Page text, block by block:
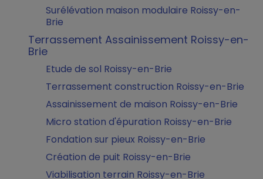
Surélévation maison modulaire Roissy-en-
Brie
Terrassement Assainissement Roissy-en-
Brie
Etude de sol Roissy-en-Brie
Terrassement construction Roissy-en-Brie
Assainissement de maison Roissy-en-Brie
Micro station d'épuration Roissy-en-Brie
Fondation sur pieux Roissy-en-Brie
Création de puit Roissy-en-Brie
Viabilisation terrain Roissy-en-Brie